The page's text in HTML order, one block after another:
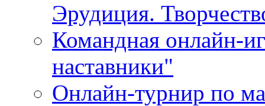
Эрудиция.
Командная онлайн-
наставники"
Онлайн-турнир по